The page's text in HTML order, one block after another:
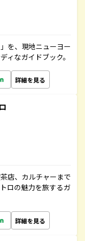
を、現地ニューヨー
なガイドブック。
詳細を見る
店、カルチャーまで
ロの魅力を旅するガ
詳細を見る